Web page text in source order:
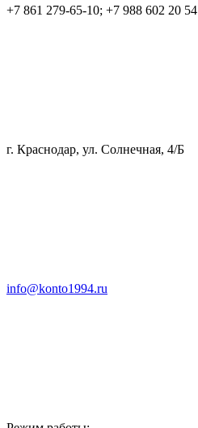
+7 861 279-65-10; +7 988 602 20 54
г. Краснодар, ул. Солнечная, 4/Б
info@konto1994.ru